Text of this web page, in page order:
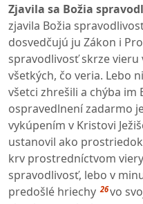
Zjavila sa Božia
zjavila Božia
dosvedčujú ju Zákon i
spravodlivosť skrze vieru
všetkých, čo veria. Lebo
všetci zhrešili a chýba im
ospravedlnení zadarmo
vykúpením v Kristovi
ustanovil ako
krv prostredníctvom
spravodlivosť, lebo v
predošlé hriechy 26vo